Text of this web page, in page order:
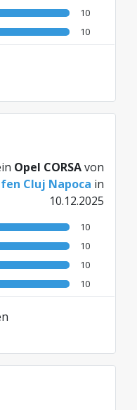
10
10
Opel CORSAvon
Cluj Napoca in
10.12.2025
10
10
10
10